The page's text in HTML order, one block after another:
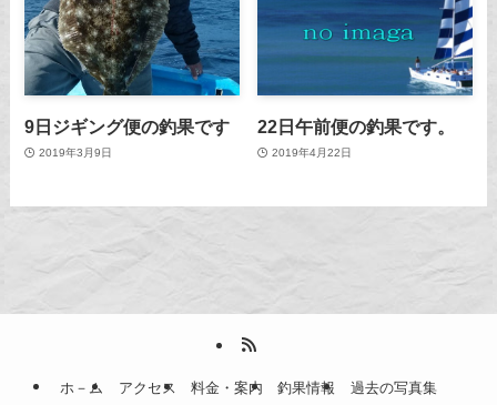
9日ジギング便の釣果です
2019年3月9日
22日午前便の釣果です。
2019年4月22日
ホ－ム アクセス 料金・案内 釣果情報 過去の写真集